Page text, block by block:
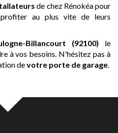
de chez Rénokéa pour
au plus vite de leurs
Billancourt (92100) le
à vos besoins. N'hésitez pas à
devotre porte de garage